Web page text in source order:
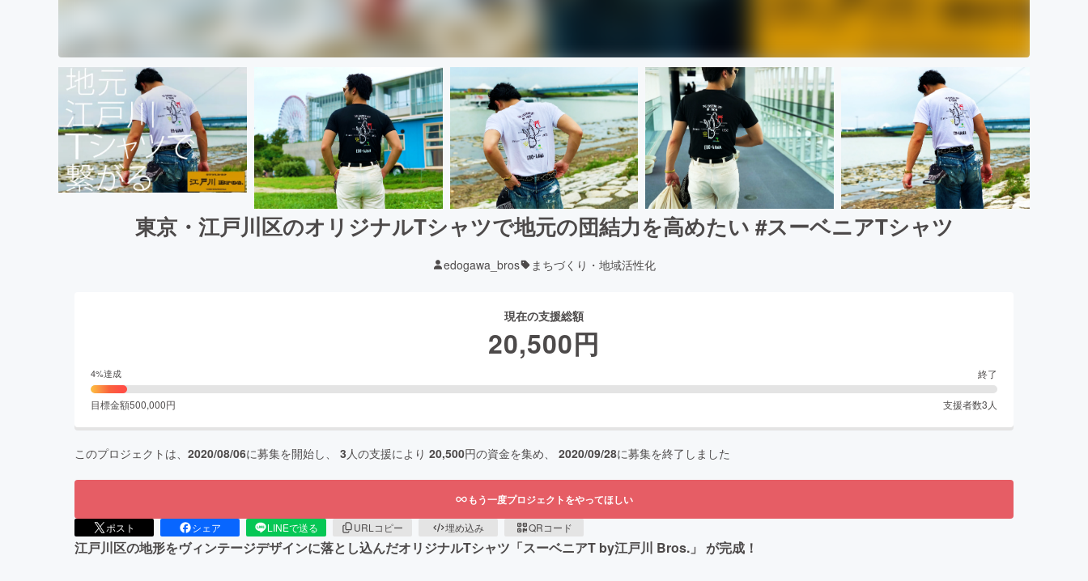
東京・江戸川区のオリジナルTシャツで地元の団結力を高めたい #スーベニアTシャツ
edogawa_bros まちづくり・地域活性化
現在の支援総額
20,500円
4%達成 終了
目標金額500,000円 支援者数3 人
このプロジェクトは、 2020/08/06に募集を開始し、 3 人の支援により 20,500円の資金を集め、 2020/09/28に募集を終了しました
もう一度プロジェクトをやってほしい
ポスト シェア LINEで送る URLコピー 埋め込み QRコード
江戸川区の地形をヴィンテージデザインに落とし込んだオリジナルTシャツ「スーベニアT by江戸川 Bros.」 が完成！